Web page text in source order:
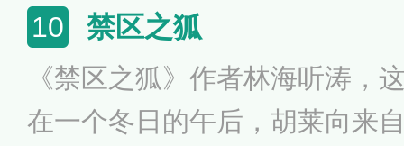
斗故事。
10 禁区之狐
《禁区之狐》作者林海听涛，
在一个冬日的午后，胡莱向来